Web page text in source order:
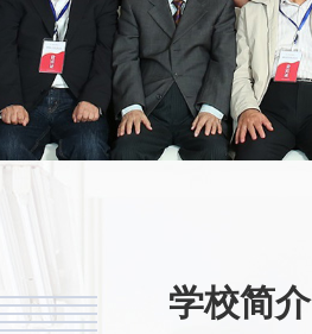
1 2 3 4 5
学校简介